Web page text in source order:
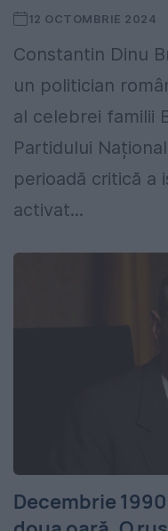
12 OCTOMBRIE 2024
Constantin Dinu
un politician
al celebrei familii
Partidului
perioadă critică a
activat...
Decembrie